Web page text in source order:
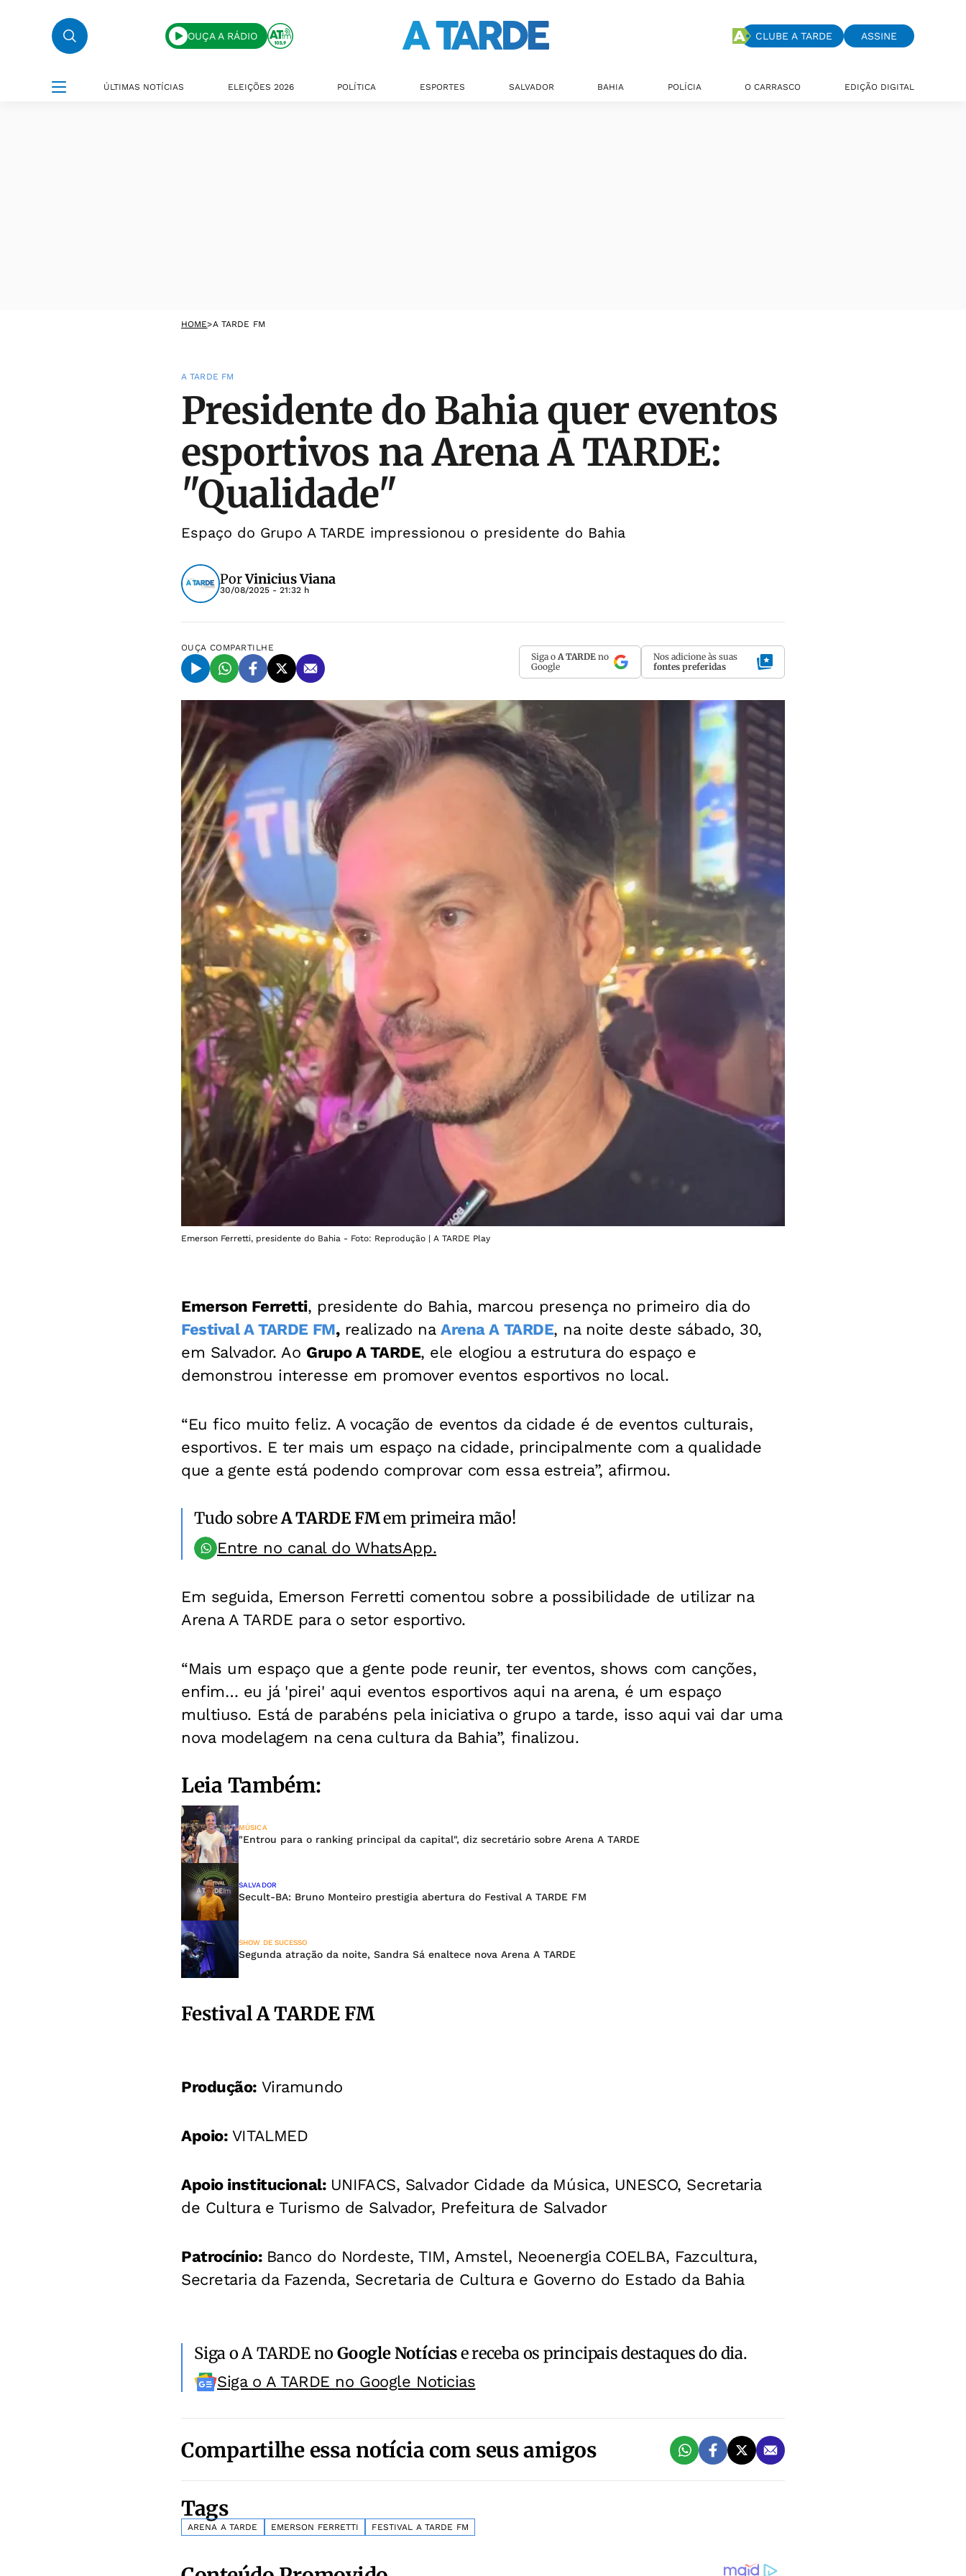
OUÇA A RÁDIO CLUBE A TARDE ASSINE
ÚLTIMAS NOTÍCIAS ELEIÇÕES 2026 POLÍTICA ESPORTES SALVADOR BAHIA POLÍCIA O CARRASCO EDIÇÃO DIGITAL
HOME>A TARDE FM
A TARDE FM
Presidente do Bahia quer eventos
esportivos na Arena A TARDE:
"Qualidade"
Espaço do Grupo A TARDE impressionou o presidente do Bahia
PorVinicius Viana
30/08/2025 - 21:32 h
OUÇA COMPARTILHE
Siga o A TARDE no
Google
Nos adicione às suas
fontes preferidas
Emerson Ferretti, presidente do Bahia - Foto: Reprodução | A TARDE Play
Emerson Ferretti, presidente do Bahia, marcou presença no primeiro dia do
Festival A TARDE FM,realizado naArena A TARDE, na noite deste sábado, 30,
em Salvador. Ao Grupo A TARDE, ele elogiou a estrutura do espaço e
demonstrou interesse em promover eventos esportivos no local.
“Eu fico muito feliz. A vocação de eventos da cidade é de eventos culturais,
esportivos. E ter mais um espaço na cidade, principalmente com a qualidade
que a gente está podendo comprovar com essa estreia”, afirmou.
Tudo sobreA TARDE FMem primeira mão!
Entre no canal do WhatsApp.
Em seguida, Emerson Ferretti comentou sobre a possibilidade de utilizar na
Arena A TARDE para o setor esportivo.
“Mais um espaço que a gente pode reunir, ter eventos, shows com canções,
enfim… eu já 'pirei' aqui eventos esportivos aqui na arena, é um espaço
multiuso. Está de parabéns pela iniciativa o grupo a tarde, isso aqui vai dar uma
nova modelagem na cena cultura da Bahia”, finalizou.
Leia Também:
MÚSICA
"Entrou para o ranking principal da capital", diz secretário sobre Arena A TARDE
SALVADOR
Secult-BA: Bruno Monteiro prestigia abertura do Festival A TARDE FM
SHOW DE SUCESSO
Segunda atração da noite, Sandra Sá enaltece nova Arena A TARDE
Festival A TARDE FM
Produção: Viramundo
Apoio: VITALMED
Apoio institucional: UNIFACS, Salvador Cidade da Música, UNESCO, Secretaria
de Cultura e Turismo de Salvador, Prefeitura de Salvador
Patrocínio: Banco do Nordeste, TIM, Amstel, Neoenergia COELBA, Fazcultura,
Secretaria da Fazenda, Secretaria de Cultura e Governo do Estado da Bahia
Siga o A TARDE noGoogle Notíciase receba os principais destaques do dia.
Siga o A TARDE no Google Noticias
Compartilhe essa notícia com seus amigos
Tags
ARENA A TARDE EMERSON FERRETTI FESTIVAL A TARDE FM